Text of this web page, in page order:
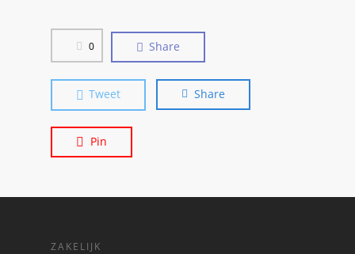
0 Share
Tweet Share
Pin
ZAKELIJK